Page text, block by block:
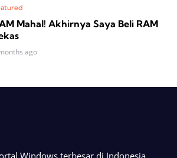
Mahal! Akhirnya Saya Beli RAM
ago